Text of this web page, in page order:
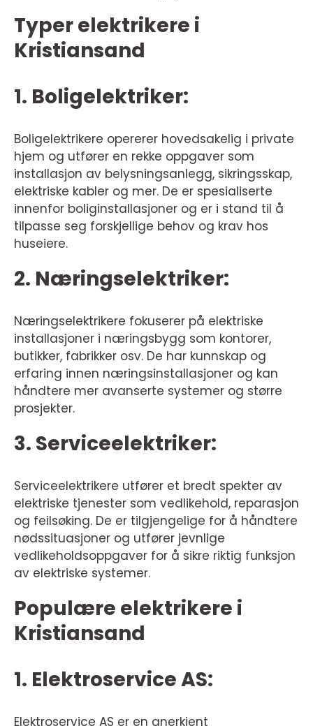
Typer elektrikere i
Kristiansand
1. Boligelektriker:
Boligelektrikere opererer hovedsakelig i private
hjem og utfører en rekke oppgaver som
installasjon av belysningsanlegg, sikringsskap,
elektriske kabler og mer. De er spesialiserte
innenfor boliginstallasjoner og er i stand til å
tilpasse seg forskjellige behov og krav hos
huseiere.
2. Næringselektriker:
Næringselektrikere fokuserer på elektriske
installasjoner i næringsbygg som kontorer,
butikker, fabrikker osv. De har kunnskap og
erfaring innen næringsinstallasjoner og kan
håndtere mer avanserte systemer og større
prosjekter.
3. Serviceelektriker:
Serviceelektrikere utfører et bredt spekter av
elektriske tjenester som vedlikehold, reparasjon
og feilsøking. De er tilgjengelige for å håndtere
nødssituasjoner og utfører jevnlige
vedlikeholdsoppgaver for å sikre riktig funksjon
av elektriske systemer.
Populære elektrikere i
Kristiansand
1. Elektroservice AS:
Elektroservice AS er en anerkjent